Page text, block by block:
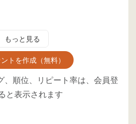
もっと見る
トを作成（無料）
、順位、リピート率は、会員登
と表示されます